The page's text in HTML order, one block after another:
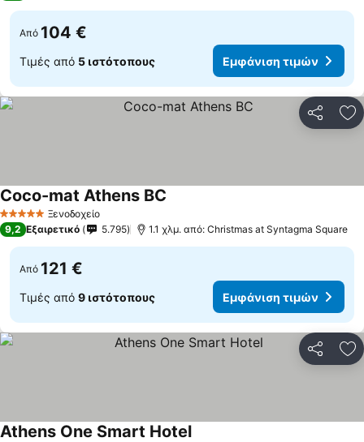
Από 104 €
Τιμές από 5 ιστότοπους Εμφάνιση τιμών
5 Αστέρια Ξενοδοχείο
Coco-mat Athens BC
9,2 Εξαιρετικό 5.795 1.1 χλμ. από: Christmas at Syntagma Square
Από 121 €
Τιμές από 9 ιστότοπους Εμφάνιση τιμών
Athens One Smart Hotel